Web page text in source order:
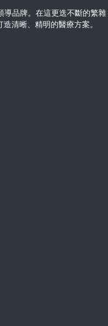
導品牌。在這更迭不斷的繁雜
清晰、精明的醫療方案。